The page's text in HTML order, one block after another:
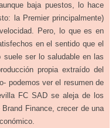
baja puestos, lo hace
la Premier principalmente)
Pero, lo que es en
en el sentido que el
suele ser lo saludable en las
propia extraído del
podemos ver el resumen de
FC SAD se aleja de los
Finance, crecer de una